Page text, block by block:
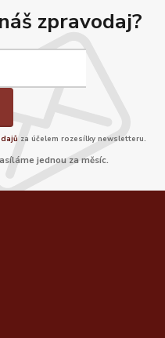
zpravodaj?
za účelem rozesílky newsletteru.
jednou za měsíc.